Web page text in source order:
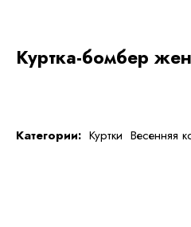
Состав ткани
Дополнительная
информация
Куртка-бомбер
Категории: Куртки Весенняя